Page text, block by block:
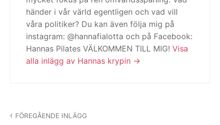
händer i vår värld egentligen och vad vill
våra politiker? Du kan även följa mig på
instagram: @hannafialotta och på Facebook:
Hannas Pilates VÄLKOMMEN TILL MIG! Visa
alla inlägg av Hannas krypin
FÖREGÅENDE INLÄGG